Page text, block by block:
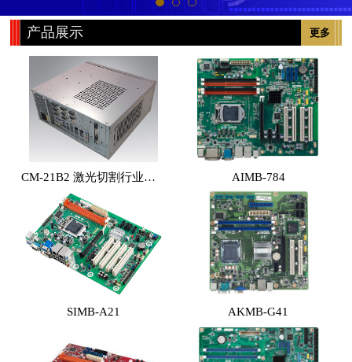
OEM服务
工程案例
联系我们
更多
产品展示
CM-21B2 激光切割行业专用工控机 （体积小，性能高，价格实惠） AIMB-784
SIMB-A21 AKMB-G41